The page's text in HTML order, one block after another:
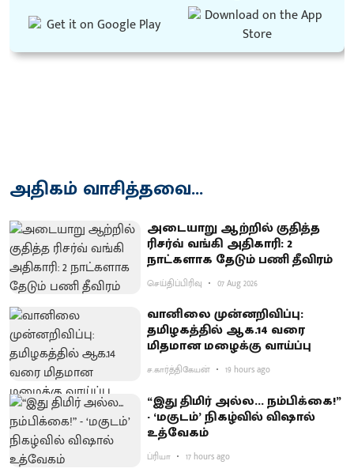
அதிகம் வாசித்தவை...
அடையாறு ஆற்றில் குதித்த
ரிசர்வ் வங்கி அதிகாரி: 2
நாட்களாக தேடும் பணி தீவிரம்
செய்திப்பிரிவு 07 Aug 2026
வானிலை முன்னறிவிப்பு:
தமிழகத்தில் ஆக.14 வரை
மிதமான மழைக்கு வாய்ப்பு
ச.கார்த்திகேயன் 19 hours ago
“இது திமிர் அல்ல... நம்பிக்கை!”
- ‘மகுடம்’ நிகழ்வில் விஷால்
உத்வேகம்
ப்ரியா 17 hours ago